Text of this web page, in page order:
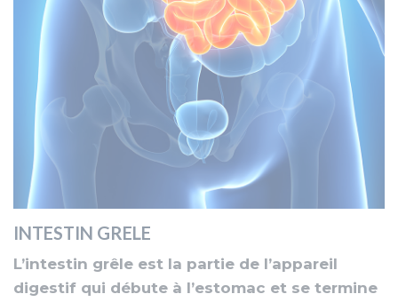
INTESTIN GRELE
L’intestin grêle est la partie de l’appareil
digestif qui débute à l’estomac et se termine